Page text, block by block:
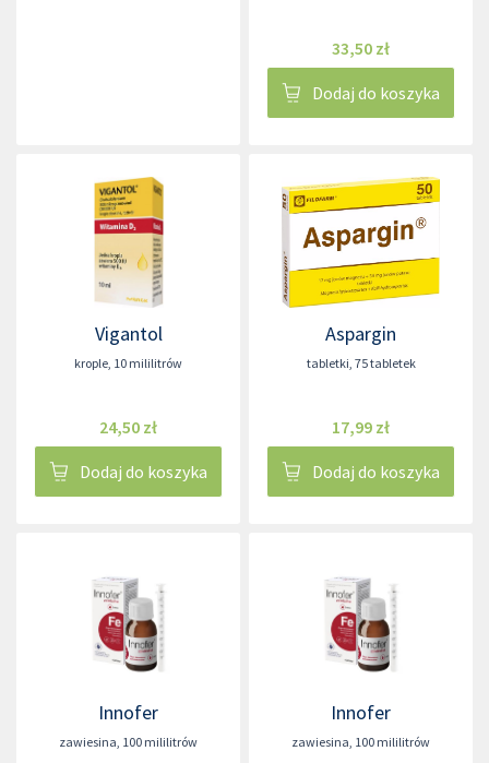
33,50 zł
Dodaj do koszyka
Vigantol
krople, 10 mililitrów
24,50 zł
Dodaj do koszyka
Aspargin
tabletki, 75 tabletek
17,99 zł
Dodaj do koszyka
Innofer
zawiesina, 100 mililitrów
Innofer
zawiesina, 100 mililitrów